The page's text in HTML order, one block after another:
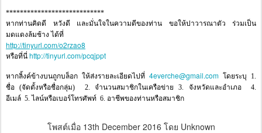
****************************
หากท่านคิดดี หวังดี และมั่นใจในความดีของท่าน ขอให้ปาวารณาตัว ร่วมเป็น
มดแดงล้มช้าง ได้ที่
http://tinyurl.com/o2rzao8
หรือที่นี่ http://tinyurl.com/pcqjppt
หากลิ้งค์ข้างบนถูกบล็อก ให้ส่งรายละเอียดไปที่ 4everche@gmail.com โดยระบุ 1.
ชื่อ (จัดตั้งหรือชื่อกลุ่ม) 2. จำนวนสมาชิกในเครือข่าย 3. จังหวัดและอำเภอ 4.
อีเมล์ 5. ไลน์หรือเบอร์โทรศัพท์ 6. อาชีพของท่านหรือสมาชิก
โพสต์เมื่อ 13th December 2016 โดย Unknown